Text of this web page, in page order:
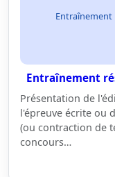
Entraînement
Entraînement
Présentation de
l'épreuve écrite ou
(ou contraction de
concours…